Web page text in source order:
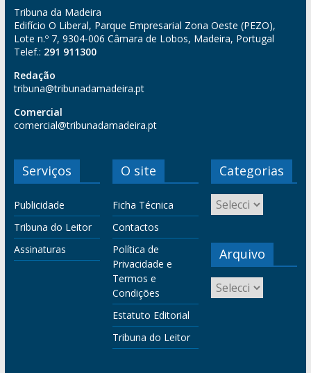
Tribuna da Madeira
Edifício O Liberal, Parque Empresarial Zona Oeste (PEZO),
Lote n.º 7, 9304-006 Câmara de Lobos, Madeira, Portugal
Telef.: 291 911300
Redação
tribuna@tribunadamadeira.pt
Comercial
comercial@tribunadamadeira.pt
Serviços
Publicidade
Tribuna do Leitor
Assinaturas
O site
Ficha Técnica
Contactos
Política de
Privacidade e
Termos e
Condições
Estatuto Editorial
Tribuna do Leitor
Categorias
Arquivo